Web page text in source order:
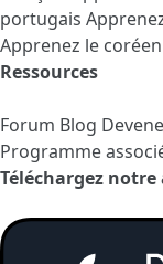
portugais
Apprenez le coréen
Ressources
Forum Blog
Programme
Téléchargez